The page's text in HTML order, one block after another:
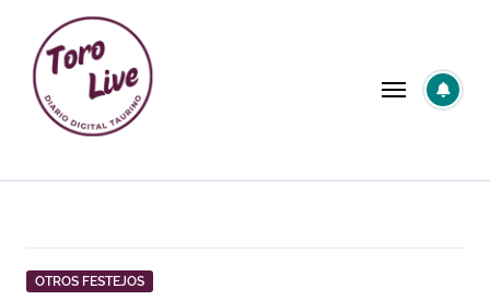
contenido
OTROS FESTEJOS